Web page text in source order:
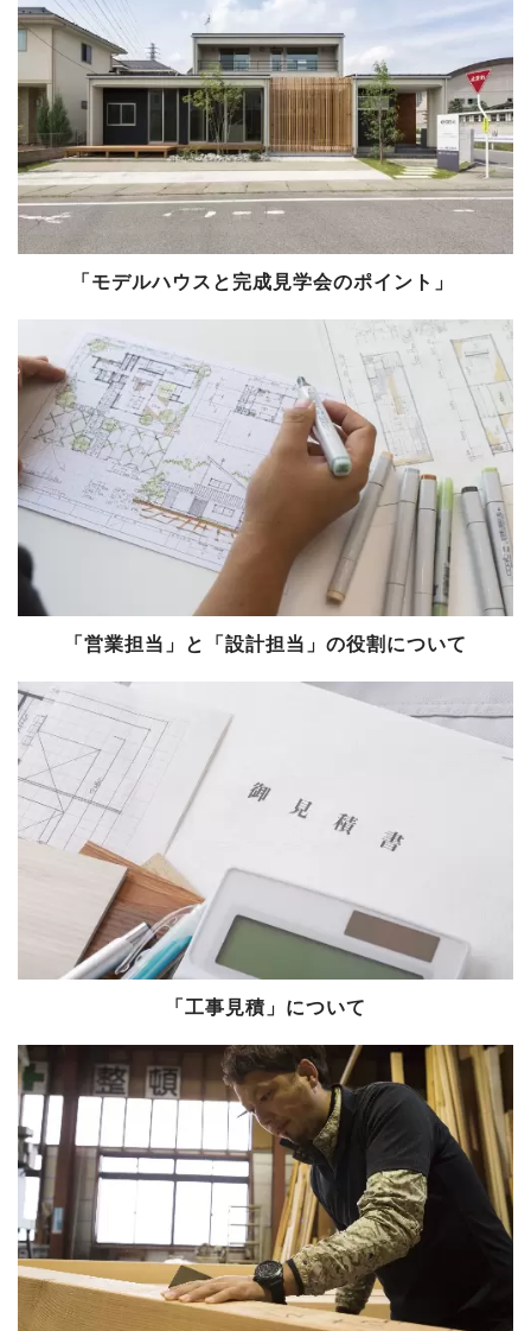
「モデルハウスと完成見学会のポイント」
「営業担当」と「設計担当」の役割について
「工事見積」について